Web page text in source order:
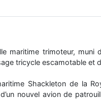
maritime trimoteur, muni
tricycle escamotable et
Shackleton de la
nouvel avion de